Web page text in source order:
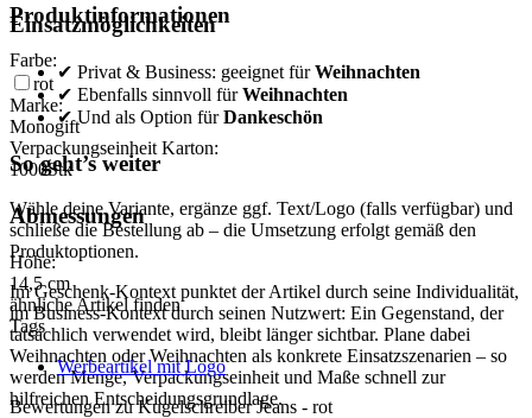
Einsatzmöglichkeiten
✔ Privat & Business: geeignet fürWeihnachten
✔ Ebenfalls sinnvoll fürWeihnachten
✔ Und als Option fürDankeschön
So geht’s weiter
Wähle deine Variante, ergänze ggf. Text/Logo (falls verfügbar) und
schließe die Bestellung ab – die Umsetzung erfolgt gemäß den
Produktoptionen.
Im Geschenk-Kontext punktet der Artikel durch seine Individualität,
im Business-Kontext durch seinen Nutzwert: Ein Gegenstand, der
tatsächlich verwendet wird, bleibt länger sichtbar. Plane dabei
Weihnachten oder Weihnachten als konkrete Einsatzszenarien – so
werden Menge, Verpackungseinheit und Maße schnell zur
hilfreichen Entscheidungsgrundlage.
Produktinformationen
Farbe:
rot
Marke:
Monogift
Verpackungseinheit Karton:
1000Stk
Abmessungen
Höhe:
14,5cm
ähnliche Artikel finden
Tags
Werbeartikel mit Logo
Bewertungen zu Kugelschreiber Jeans - rot